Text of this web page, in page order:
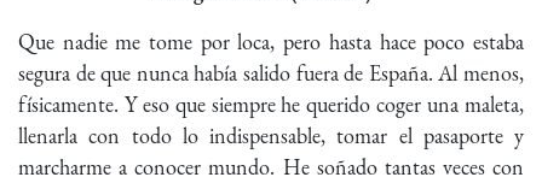
Que nadie me tome por loca, pero hasta hace poco estaba
segura de que nunca había salido fuera de España. Al menos,
físicamente. Y eso que siempre he querido coger una maleta,
llenarla con todo lo indispensable, tomar el pasaporte y
marcharme a conocer mundo. He soñado tantas veces con